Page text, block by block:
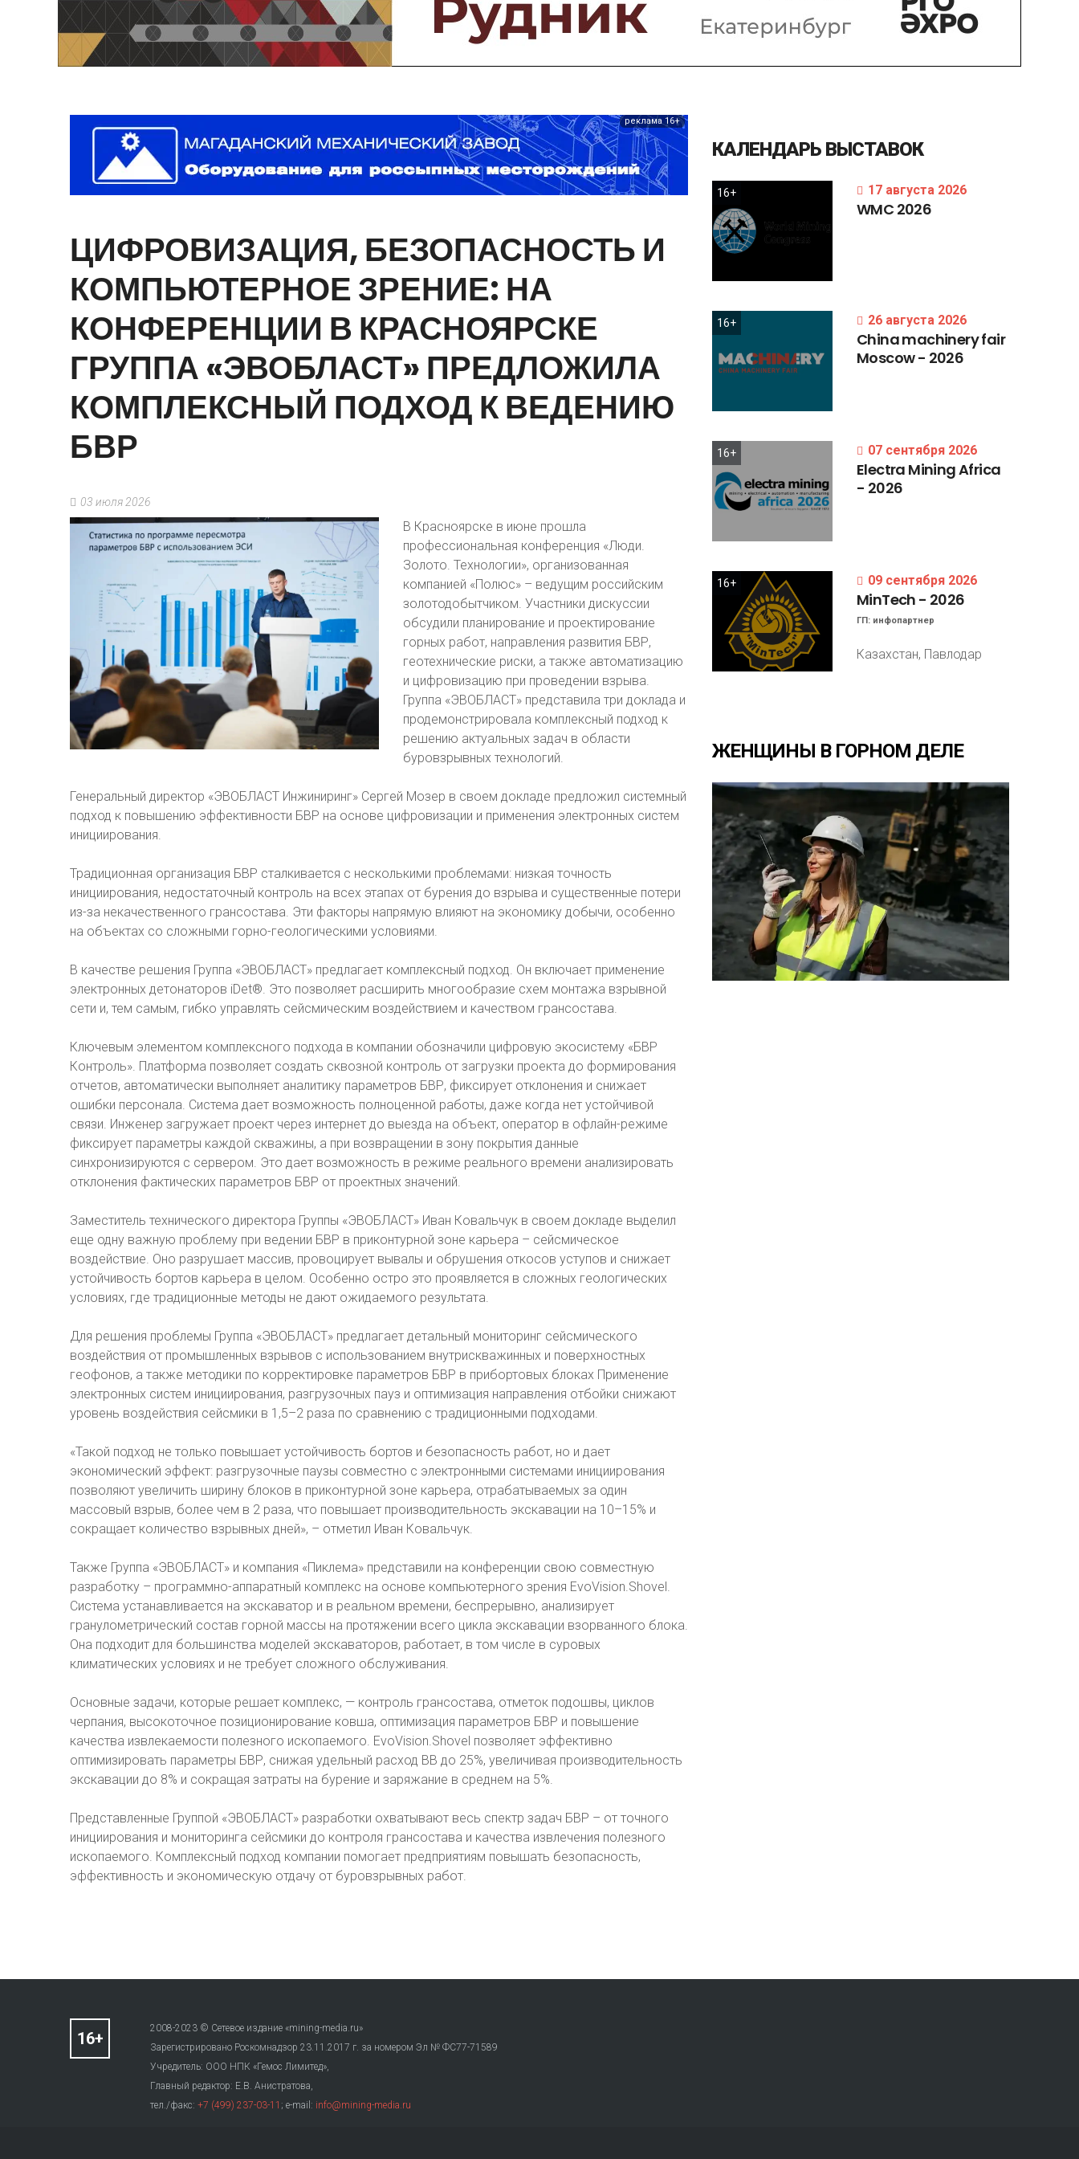
Предприятия и компании
Интервью
Выставки, Конференции
реклама 16+
ЦИФРОВИЗАЦИЯ,БЕЗОПАСНОСТЬИ
КОМПЬЮТЕРНОЕЗРЕНИЕ: НА
КОНФЕРЕНЦИИ В КРАСНОЯРСКЕ
ГРУППА«ЭВОБЛАСТ»ПРЕДЛОЖИЛА
КОМПЛЕКСНЫЙ ПОДХОДКВЕДЕНИЮ
БВР
03 июля 2026
В Красноярске в июне прошла
профессиональная конференция «Люди.
Золото. Технологии», организованная
компанией «Полюс» – ведущим российским
золотодобытчиком. Участники дискуссии
обсудили планирование и проектирование
горных работ, направления развития БВР,
геотехнические риски, а также автоматизацию
и цифровизацию при проведении взрыва.
Группа «ЭВОБЛАСТ» представила три доклада и
продемонстрировала комплексный подход к
решению актуальных задач в области
буровзрывных технологий.
Генеральный директор «ЭВОБЛАСТ Инжиниринг» Сергей Мозер в своем докладе предложил системный
подход к повышению эффективности БВР на основе цифровизации и применения электронных систем
инициирования.
Традиционная организация БВР сталкивается с несколькими проблемами: низкая точность
инициирования, недостаточный контроль на всех этапах от бурения до взрыва и существенные потери
из-за некачественного грансостава. Эти факторы напрямую влияют на экономику добычи, особенно
на объектах со сложными горно-геологическими условиями.
В качестве решения Группа «ЭВОБЛАСТ» предлагает комплексный подход. Он включает применение
электронных детонаторов iDet®. Это позволяет расширить многообразие схем монтажа взрывной
сети и, тем самым, гибко управлять сейсмическим воздействием и качеством грансостава.
Ключевым элементом комплексного подхода в компании обозначили цифровую экосистему «БВР
Контроль». Платформа позволяет создать сквозной контроль от загрузки проекта до формирования
отчетов, автоматически выполняет аналитику параметров БВР, фиксирует отклонения и снижает
ошибки персонала. Система дает возможность полноценной работы, даже когда нет устойчивой
связи. Инженер загружает проект через интернет до выезда на объект, оператор в офлайн-режиме
фиксирует параметры каждой скважины, а при возвращении в зону покрытия данные
синхронизируются с сервером. Это дает возможность в режиме реального времени анализировать
отклонения фактических параметров БВР от проектных значений.
Заместитель технического директора Группы «ЭВОБЛАСТ» Иван Ковальчук в своем докладе выделил
еще одну важную проблему при ведении БВР в приконтурной зоне карьера – сейсмическое
воздействие. Оно разрушает массив, провоцирует вывалы и обрушения откосов уступов и снижает
устойчивость бортов карьера в целом. Особенно остро это проявляется в сложных геологических
условиях, где традиционные методы не дают ожидаемого результата.
Для решения проблемы Группа «ЭВОБЛАСТ» предлагает детальный мониторинг сейсмического
воздействия от промышленных взрывов с использованием внутрискважинных и поверхностных
геофонов, а также методики по корректировке параметров БВР в прибортовых блоках Применение
электронных систем инициирования, разгрузочных пауз и оптимизация направления отбойки снижают
уровень воздействия сейсмики в 1,5–2 раза по сравнению с традиционными подходами.
«Такой подход не только повышает устойчивость бортов и безопасность работ, но и дает
экономический эффект: разгрузочные паузы совместно с электронными системами инициирования
позволяют увеличить ширину блоков в приконтурной зоне карьера, отрабатываемых за один
массовый взрыв, более чем в 2 раза, что повышает производительность экскавации на 10–15% и
сокращает количество взрывных дней», – отметил Иван Ковальчук.
Также Группа «ЭВОБЛАСТ» и компания «Пиклема» представили на конференции свою совместную
разработку – программно-аппаратный комплекс на основе компьютерного зрения EvoVision.Shovel.
Система устанавливается на экскаватор и в реальном времени, беспрерывно, анализирует
гранулометрический состав горной массы на протяжении всего цикла экскавации взорванного блока.
Она подходит для большинства моделей экскаваторов, работает, в том числе в суровых
климатических условиях и не требует сложного обслуживания.
Основные задачи, которые решает комплекс, — контроль грансостава, отметок подошвы, циклов
черпания, высокоточное позиционирование ковша, оптимизация параметров БВР и повышение
качества извлекаемости полезного ископаемого. EvoVision.Shovel позволяет эффективно
оптимизировать параметры БВР, снижая удельный расход ВВ до 25%, увеличивая производительность
экскавации до 8% и сокращая затраты на бурение и заряжание в среднем на 5%.
Представленные Группой «ЭВОБЛАСТ» разработки охватывают весь спектр задач БВР – от точного
инициирования и мониторинга сейсмики до контроля грансостава и качества извлечения полезного
ископаемого. Комплексный подход компании помогает предприятиям повышать безопасность,
эффективность и экономическую отдачу от буровзрывных работ.
КАЛЕНДАРЬ ВЫСТАВОК
16+ 17 августа 2026
WMC 2026
16+ 26 августа 2026
Chinamachineryfair
Moscow- 2026
16+ 07 сентября 2026
Electra MiningAfrica
- 2026
16+ 09 сентября 2026
MinTech - 2026
ГП: инфопартнер
Казахстан, Павлодар
ЖЕНЩИНЫ В ГОРНОМ ДЕЛЕ
2008-2023 © Сетевое издание «mining-media.ru»
Зарегистрировано Роскомнадзор 23.11.2017 г. за номером Эл № ФС77-71589
Учредитель: ООО НПК «Гемос Лимитед»,
Главный редактор: Е.В. Анистратова,
тел./факс: +7 (499) 237-03-11 ; e-mail: info@mining-media.ru